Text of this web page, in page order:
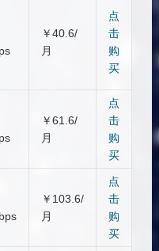
￥40.6/
月
点
击
购
买
￥61.6/
月
点
击
购
买
￥103.6/
月
点
击
购
买